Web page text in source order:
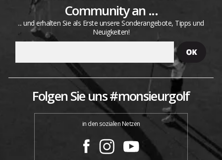
Community an ...
... und erhalten Sie als Erste unsere Sonderangebote, Tipps und
Neuigkeiten!
Folgen Sie uns #monsieurgolf
in den sozialen Netzen